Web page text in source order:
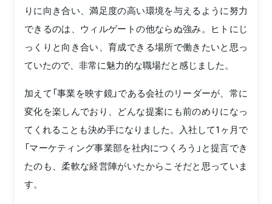
りに向き合い、満足度の高い環境を与えるように努力
できるのは、ウィルゲートの他ならぬ強み。ヒトにじ
っくりと向き合い、育成できる場所で働きたいと思っ
ていたので、非常に魅力的な職場だと感じました。
加えて「事業を映す鏡」である会社のリーダーが、常に
変化を楽しんでおり、どんな提案にも前のめりになっ
てくれることも決め手になりました。入社して1ヶ月で
「マーケティング事業部を社内につくろう」と提言でき
たのも、柔軟な経営陣がいたからこそだと思っていま
す。